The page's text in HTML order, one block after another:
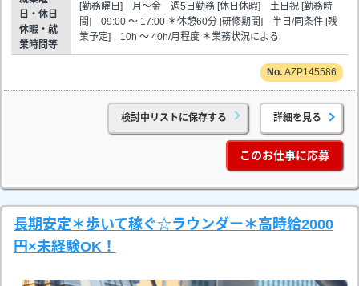
日・休日
休暇・就
業時間等
[勤務曜日] 月～金 週5日勤務 [休日休暇] 土日祝 [勤務時
間] 09:00 ～ 17:00 ＊休憩60分 [研修期間] 半日/同条件 [残
業予定] 10h ～ 40h/月程度 ＊業務状況による
AZP145586
検討中リストに保存する 詳細を見る
このお仕事に応募
長期安定＊歩いて稼ぐ☆ラウンダー＊高時給2000
円×未経験OK！